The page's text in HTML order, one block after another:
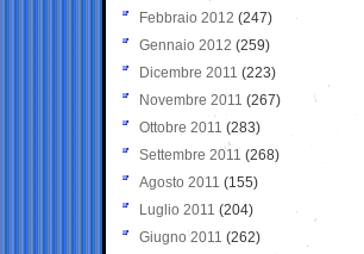
Febbraio 2012 (247)
Gennaio 2012 (259)
Dicembre 2011 (223)
Novembre 2011 (267)
Ottobre 2011 (283)
Settembre 2011 (268)
Agosto 2011 (155)
Luglio 2011 (204)
Giugno 2011 (262)